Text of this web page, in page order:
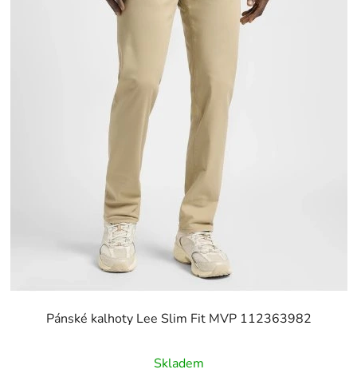
Pánské kalhoty Lee Slim Fit MVP 112363982
Skladem